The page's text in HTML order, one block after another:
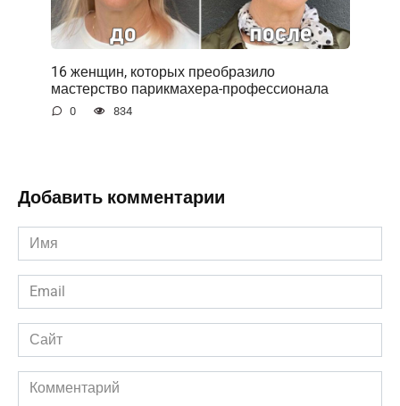
16 женщин, которых преобразило
мастерство парикмахера-профессионала
0 834
Добавить комментарии
Имя
*
Email
*
Сайт
Комментарий